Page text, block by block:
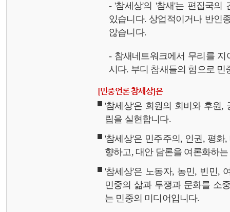
- '참세상'의 '참새'는 편집국의
있습니다. 상업적이거나 반인
않습니다.
- 참새네트워크에서 무리를
시다. 부디 참새들의 힘으로 민
[민중언론 참세상]은
'참세상'은 회원의 회비와 후원,
립을 실현합니다.
'참세상'은 민주주의, 인권, 평
향하고, 대안 담론을 여론화하
'참세상'은 노동자, 농민, 빈민,
민중의 삶과 투쟁과 문화를 소
는 민중의 미디어입니다.